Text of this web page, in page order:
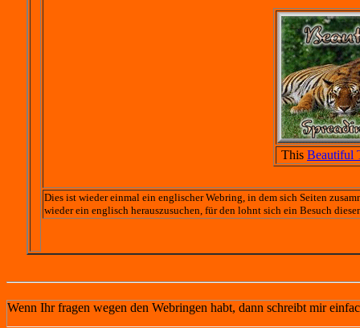
This Beautiful
Dies ist wieder einmal ein englischer Webring, in dem sich Seiten
wieder ein englisch herauszusuchen, für den lohnt sich ein Besuch
Wenn Ihr fragen wegen den Webringen habt, dann schreibt mir